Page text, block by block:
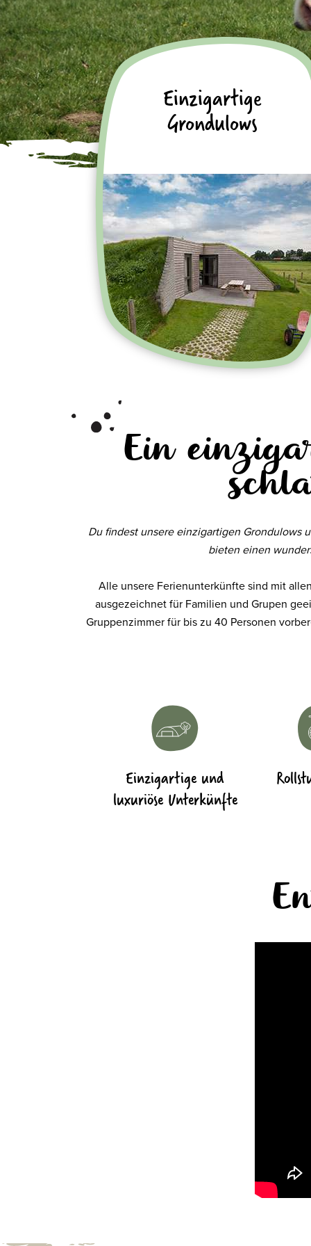
Einzigartige
Grondulows
einzigartigen Ferienhäusern
zwischen den Kühen
Schaue Dir unsere
Grondulows an
Ein
Du findest unsere einzigartigen Grondulows
bieten einen
Alle unsere Ferienunterkünfte sind mit
ausgezeichnet für Familien und Grupen
Gruppenzimmer für bis zu 40 Personen
Einzigartige und
luxuriöse Unterkünfte